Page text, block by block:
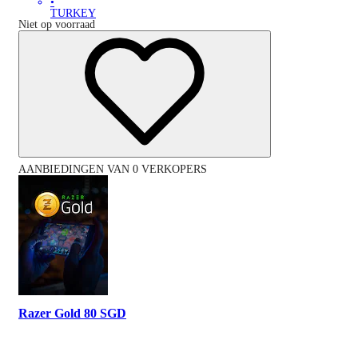
TURKEY
Niet op voorraad
AANBIEDINGEN VAN 0 VERKOPERS
Razer Gold 80 SGD